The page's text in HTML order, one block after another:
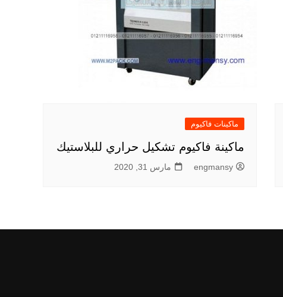
ماكينات فاكيوم
ماكينة فاكيوم تشكيل حراري للبلاستيك
engmansy مارس 31, 2020